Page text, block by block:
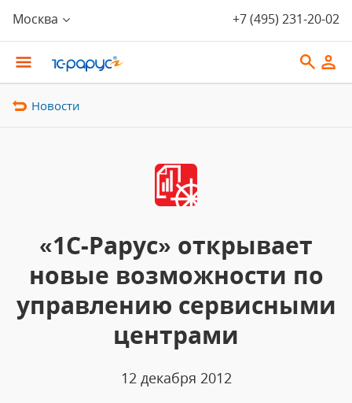
Москва +7 (495) 231-20-02
Новости
«1С-Рарус» открывает
новые возможности по
управлению сервисными
центрами
12 декабря 2012